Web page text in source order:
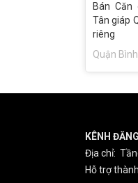
Bán Căn
Tân giáp
riêng
Quận
KÊNH
Địa chỉ:
Hỗ trợ